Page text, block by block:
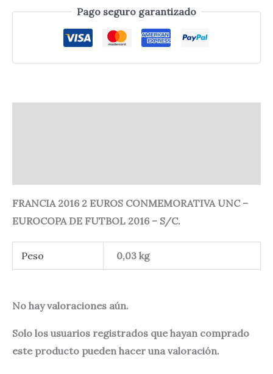
Pago seguro garantizado
FRANCIA 2016 2 EUROS CONMEMORATIVA UNC –
EUROCOPA DE FUTBOL 2016 – S/C.
Peso 0,03 kg
No hay valoraciones aún.
Solo los usuarios registrados que hayan comprado
este producto pueden hacer una valoración.